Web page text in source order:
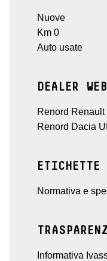
Nuove
Km 0
Auto usate
DEALER
Renord
Renord Dacia
ETICHETTE
Normativa e
Informativa